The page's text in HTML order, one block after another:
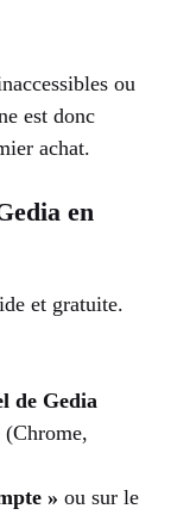
ou
est donc
achat.
en
et gratuite.
de Gedia
» ou sur le